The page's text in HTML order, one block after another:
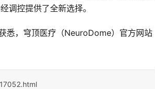
调控提供了全新选择。
悉，穹顶医疗（NeuroDome）官方网站